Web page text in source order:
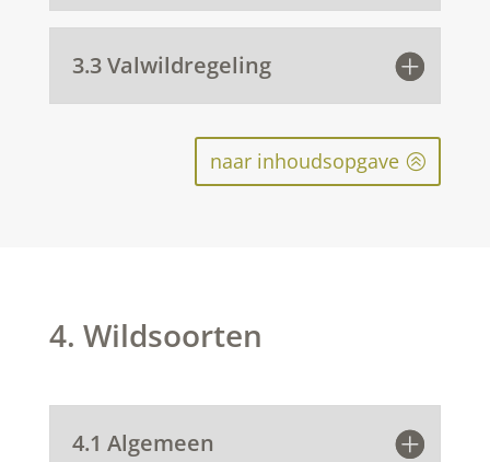
3.3 Valwildregeling
naar inhoudsopgave
4. Wildsoorten
4.1 Algemeen